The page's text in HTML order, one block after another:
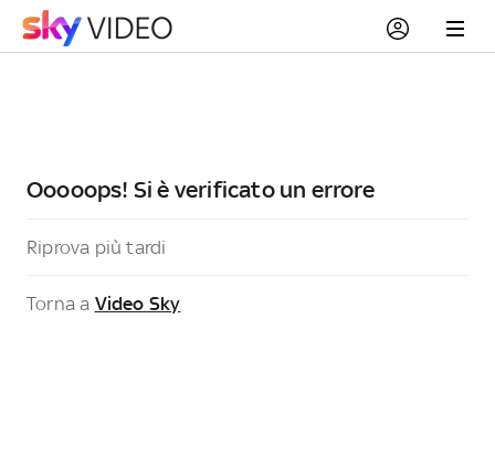
Ooooops! Si è verificato un errore
Riprova più tardi
Torna a Video Sky